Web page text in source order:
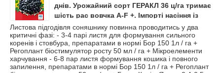
днів. Урожайний сорт ГЕРАКЛ 36 ц/га тримає
шість рас вовчка A-F +. Імпорті насіння із
Європи. Фасування по 10кг.
Листова підгодівля соняшнику повинна проводитись у два
критичні фазі: - 3-4 парі листя для формування сильного
коренів і стовбура, препаратами в нормі Бор 150 1л / га +
Регоплант біостимулятор росту 50 мл / га + Мікроелементи
харчування - 6-8 пар листя формування кошика і повного
запилення, препаратами в нормі Бор 150 1л / га + Регоплант